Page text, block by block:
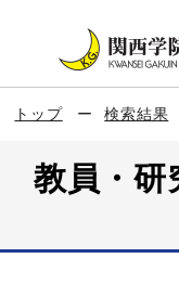
トップ 検索結果
教員・